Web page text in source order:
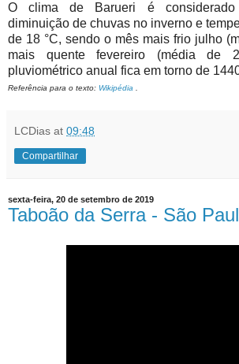
O clima de Barueri é considerado
diminuição de chuvas no inverno e
de 18 °C, sendo o mês mais frio julho
mais quente fevereiro (média de
pluviométrico anual fica em torno de
Referência para o texto: Wikipédia .
LCDias at 09:48
Compartilhar
sexta-feira, 20 de setembro de 2019
Taboão da Serra - São